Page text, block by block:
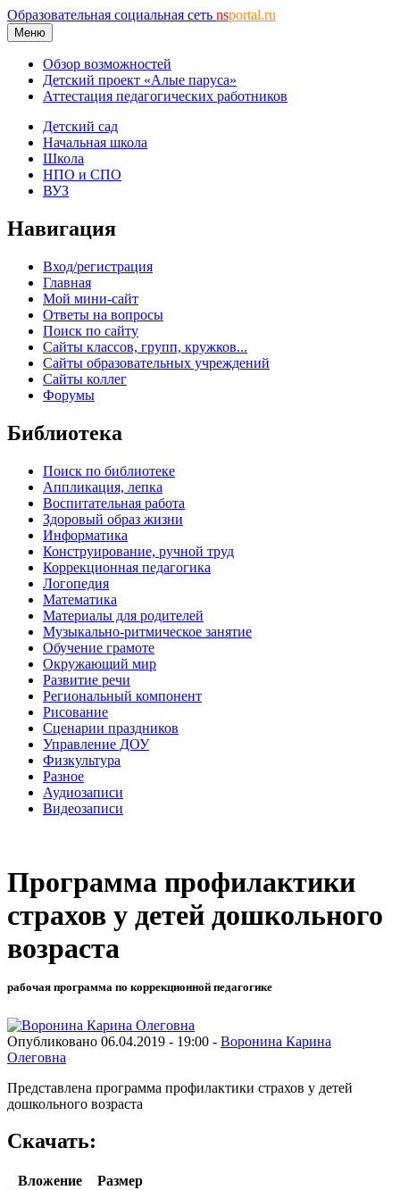
Образовательная социальная сеть nsportal.ru
Меню
Обзор возможностей
Детский проект «Алые паруса»
Аттестация педагогических работников
Детский сад
Начальная школа
Школа
НПО и СПО
ВУЗ
Навигация
Вход/регистрация
Главная
Мой мини-сайт
Ответы на вопросы
Поиск по сайту
Сайты классов, групп, кружков...
Сайты образовательных учреждений
Сайты коллег
Форумы
Библиотека
Поиск по библиотеке
Аппликация, лепка
Воспитательная работа
Здоровый образ жизни
Информатика
Конструирование, ручной труд
Коррекционная педагогика
Логопедия
Математика
Материалы для родителей
Музыкально-ритмическое занятие
Обучение грамоте
Окружающий мир
Развитие речи
Региональный компонент
Рисование
Сценарии праздников
Управление ДОУ
Физкультура
Разное
Аудиозаписи
Видеозаписи
Программа профилактики
страхов у детей дошкольного
возраста
рабочая программа по коррекционной педагогике
Опубликовано 06.04.2019 - 19:00 - Воронина Карина
Олеговна
Представлена программа профилактики страхов у детей
дошкольного возраста
Скачать:
Вложение
Размер